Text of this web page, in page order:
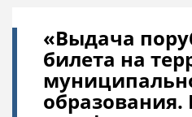
«Выдача
билета на
образования.